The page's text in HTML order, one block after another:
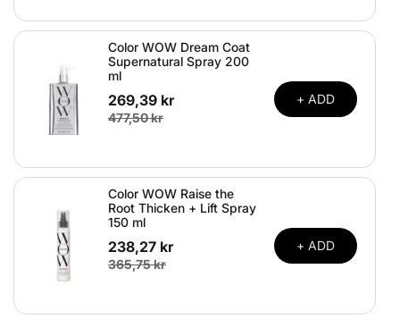
Color WOW Dream Coat
Supernatural Spray 200
ml
269,39 kr
477,50 kr
+ ADD
Color WOW Raise the
Root Thicken + Lift Spray
150 ml
238,27 kr
365,75 kr
+ ADD